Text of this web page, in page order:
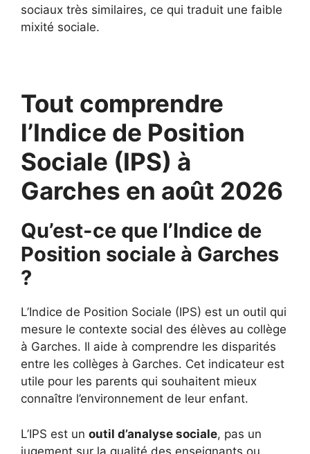
sociaux très similaires, ce qui traduit une faible
mixité sociale.
Tout comprendre
l’Indice de Position
Sociale (IPS) à
Garches en août 2026
Qu’est-ce que l’Indice de
Position sociale à Garches
?
L’Indice de Position Sociale (IPS) est un outil qui
mesure le contexte social des élèves au collège
à Garches. Il aide à comprendre les disparités
entre les collèges à Garches. Cet indicateur est
utile pour les parents qui souhaitent mieux
connaître l’environnement de leur enfant.
L’IPS est un outil d’analyse sociale, pas un
jugement sur la qualité des enseignants ou